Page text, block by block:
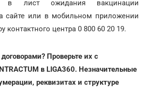
в лист ожидания вакцинации
сайте или в мобильном приложении
контактного центра 0 800 60 20 19.
Проверьте их с
в LIGA360. Незначительные
реквизитах и структуре